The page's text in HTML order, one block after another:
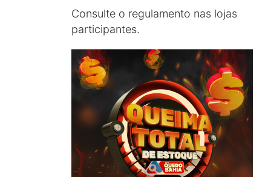
Consulte o regulamento nas lojas
participantes.